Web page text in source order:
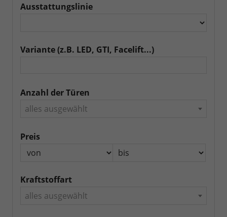
Ausstattungslinie
Variante (z.B. LED, GTI, Facelift...)
Anzahl der Türen
alles ausgewählt
Preis
Kraftstoffart
alles ausgewählt